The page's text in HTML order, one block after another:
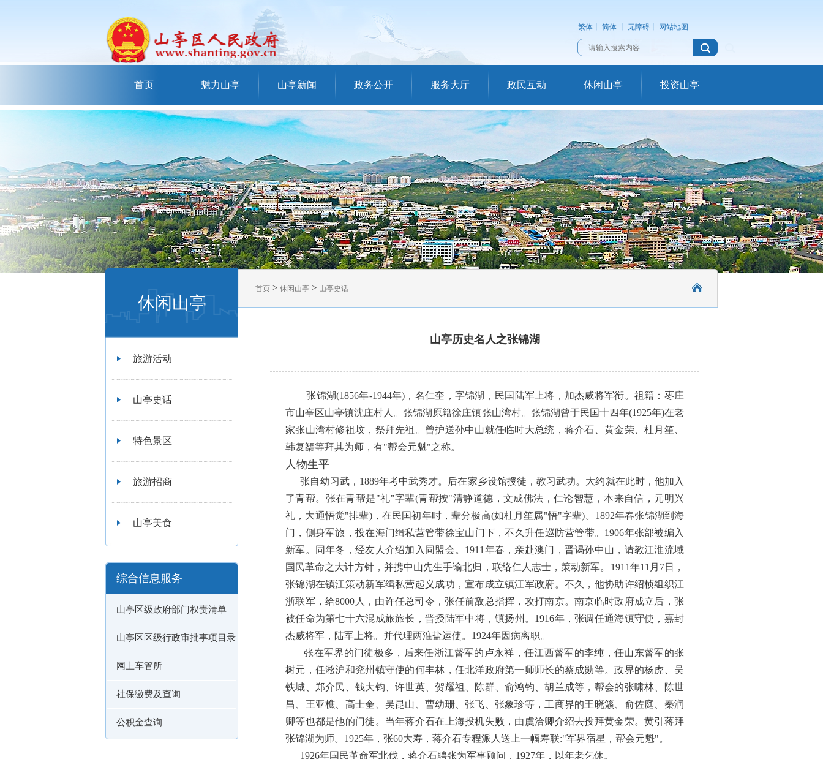
繁体 简体 无障碍 网站地图
首页 魅力山亭 山亭新闻 政务公开 服务大厅 政民互动 休闲山亭 投资山亭
休闲山亭
旅游活动
山亭史话
特色景区
旅游招商
山亭美食
综合信息服务
山亭区级政府部门权责清单
山亭区区级行政审批事项目录
网上车管所
社保缴费及查询
公积金查询
首页 > 休闲山亭 > 山亭史话
山亭历史名人之张锦湖
张锦湖(1856年-1944年)，名仁奎，字锦湖，民国陆军上将，加杰威将军衔。祖籍：枣庄
市山亭区山亭镇沈庄村人。张锦湖原籍徐庄镇张山湾村。张锦湖曾于民国十四年(1925年)在老
家张山湾村修祖坟，祭拜先祖。曾护送孙中山就任临时大总统，蒋介石、黄金荣、杜月笙、
韩复榘等拜其为师，有"帮会元魁"之称。
人物生平
张自幼习武，1889年考中武秀才。后在家乡设馆授徒，教习武功。大约就在此时，他加入
了青帮。张在青帮是"礼"字辈(青帮按"清静道德，文成佛法，仁论智慧，本来自信，元明兴
礼，大通悟觉"排辈)，在民国初年时，辈分极高(如杜月笙属"悟"字辈)。1892年春张锦湖到海
门，侧身军旅，投在海门缉私营管带徐宝山门下，不久升任巡防营管带。1906年张部被编入
新军。同年冬，经友人介绍加入同盟会。1911年春，亲赴澳门，晋谒孙中山，请教江淮流域
国民革命之大计方针，并携中山先生手谕北归，联络仁人志士，策动新军。1911年11月7日，
张锦湖在镇江策动新军缉私营起义成功，宣布成立镇江军政府。不久，他协助许绍桢组织江
浙联军，给8000人，由许任总司令，张任前敌总指挥，攻打南京。南京临时政府成立后，张
被任命为第七十六混成旅旅长，晋授陆军中将，镇扬州。1916年，张调任通海镇守使，嘉封
杰威将军，陆军上将。并代理两淮盐运使。1924年因病离职。
张在军界的门徒极多，后来任浙江督军的卢永祥，任江西督军的李纯，任山东督军的张
树元，任淞沪和兖州镇守使的何丰林，任北洋政府第一师师长的蔡成勋等。政界的杨虎、吴
铁城、郑介民、钱大钧、许世英、贺耀祖、陈群、俞鸿钧、胡兰成等，帮会的张啸林、陈世
昌、王亚樵、高士奎、吴昆山、曹幼珊、张飞、张象珍等，工商界的王晓籁、俞佐庭、秦润
卿等也都是他的门徒。当年蒋介石在上海投机失败，由虞洽卿介绍去投拜黄金荣。黄引蒋拜
张锦湖为师。1925年，张60大寿，蒋介石专程派人送上一幅寿联:"军界宿星，帮会元魁"。
1926年国民革命军北伐，蒋介石聘张为军事顾问，1927年，以年老乞休。